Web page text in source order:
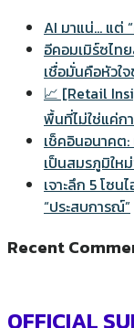
AI มาแน่… แต่
อีคอมเมิร์ซไท
เชื่อมั่นคือหัวใ
📈 [Retail
พื้นที่ไม่ใช่แค่ก
เช็คอินอนาคต:
เป็นสมรภูมิให
เจาะลึก 5 โซน
“ประสบการณ์”
Recent
OFFICIAL